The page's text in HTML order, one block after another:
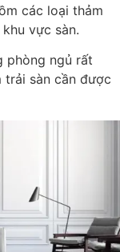
các loại thảm
vực sàn.
phòng ngủ rất
trải sàn cần được